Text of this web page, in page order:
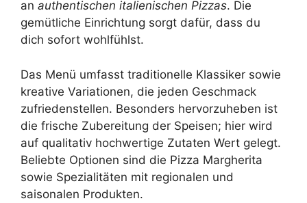
an authentischen italienischen Pizzas. Die
gemütliche Einrichtung sorgt dafür, dass du
dich sofort wohlfühlst.
Das Menü umfasst traditionelle Klassiker sowie
kreative Variationen, die jeden Geschmack
zufriedenstellen. Besonders hervorzuheben ist
die frische Zubereitung der Speisen; hier wird
auf qualitativ hochwertige Zutaten Wert gelegt.
Beliebte Optionen sind die Pizza Margherita
sowie Spezialitäten mit regionalen und
saisonalen Produkten.